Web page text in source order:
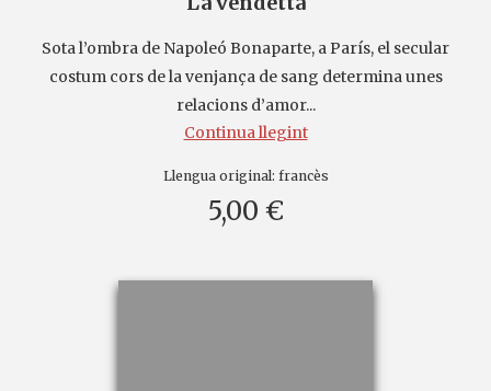
Sota l’ombra de Napoleó Bonaparte, a París, el secular
costum cors de la venjança de sang determina unes
relacions d’amor...
Continua llegint
Llengua original: francès
5,00 €